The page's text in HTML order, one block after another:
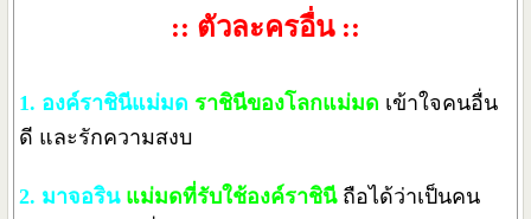
:: ตัวละครอื่น ::
1. องค์ราชินีแม่มด ราชินีของโลกแม่มด เข้าใจคนอื่น
ดี และรักความสงบ
2. มาจอริน แม่มดที่รับใช้องค์ราชินีถือได้ว่าเป็นคน